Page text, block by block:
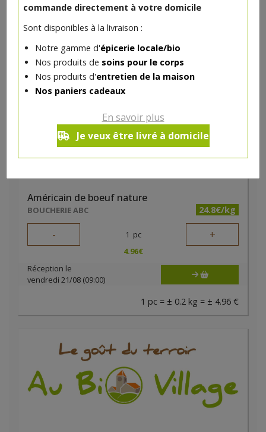
commande directement à votre domicile
Sont disponibles à la livraison :
Notre gamme d'épicerie locale/bio
Nos produits de soins pour le corps
Nos produits d'entretien de la maison
Nos paniers cadeaux
En savoir plus
Je veux être livré à domicile
DANS LA MÊME CATÉGORIE ...
Américain de boeuf nature
BOUCHERIE ABC 24.8€/kg
- 1 pc +
4.96€
Réception le
vendredi 21/08 (09:00)
1 pc = ± 0.2 kg = ± 4.96 €